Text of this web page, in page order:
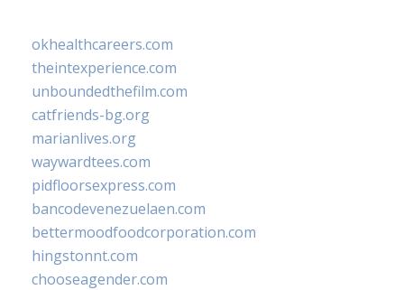
okhealthcareers.com
theintexperience.com
unboundedthefilm.com
catfriends-bg.org
marianlives.org
waywardtees.com
pidfloorsexpress.com
bancodevenezuelaen.com
bettermoodfoodcorporation.com
hingstonnt.com
chooseagender.com